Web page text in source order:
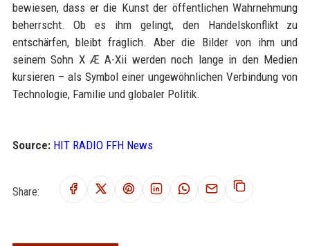
bewiesen, dass er die Kunst der öffentlichen Wahrnehmung
beherrscht. Ob es ihm gelingt, den Handelskonflikt zu
entschärfen, bleibt fraglich. Aber die Bilder von ihm und
seinem Sohn X Æ A-Xii werden noch lange in den Medien
kursieren – als Symbol einer ungewöhnlichen Verbindung von
Technologie, Familie und globaler Politik.
Source: HIT RADIO FFH News
Share: